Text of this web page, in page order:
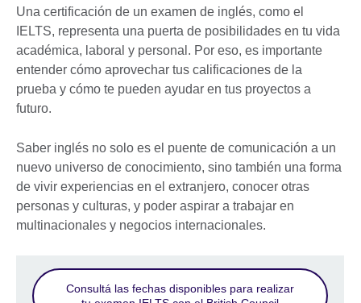
Una certificación de un examen de inglés, como el
IELTS, representa una puerta de posibilidades en tu vida
académica, laboral y personal. Por eso, es importante
entender cómo aprovechar tus calificaciones de la
prueba y cómo te pueden ayudar en tus proyectos a
futuro.
Saber inglés no solo es el puente de comunicación a un
nuevo universo de conocimiento, sino también una forma
de vivir experiencias en el extranjero, conocer otras
personas y culturas, y poder aspirar a trabajar en
multinacionales y negocios internacionales.
Consultá las fechas disponibles para realizar